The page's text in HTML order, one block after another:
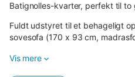
Batignolles-kvarter, perfekt til to
Fuldt udstyret til et behageligt
sovesofa (170 x 93 cm,
exceptionel varme er der en
Vis mere